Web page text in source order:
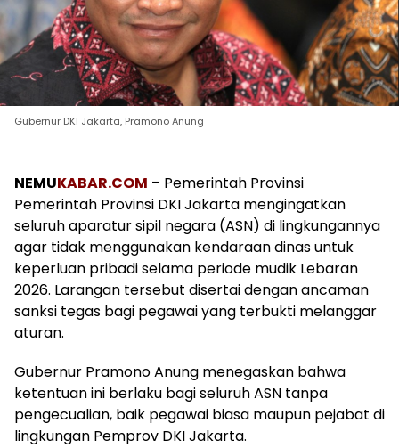
Gubernur DKI Jakarta, Pramono Anung
NEMUKABAR.COM – Pemerintah Provinsi
Pemerintah Provinsi DKI Jakarta mengingatkan
seluruh aparatur sipil negara (ASN) di lingkungannya
agar tidak menggunakan kendaraan dinas untuk
keperluan pribadi selama periode mudik Lebaran
2026. Larangan tersebut disertai dengan ancaman
sanksi tegas bagi pegawai yang terbukti melanggar
aturan.
Gubernur Pramono Anung menegaskan bahwa
ketentuan ini berlaku bagi seluruh ASN tanpa
pengecualian, baik pegawai biasa maupun pejabat di
lingkungan Pemprov DKI Jakarta.